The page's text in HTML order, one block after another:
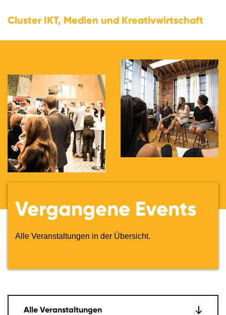
Cluster IKT, Medien und Kreativwirtschaft
Vergangene Events
Alle Veranstaltungen in der Übersicht.
Alle Veranstaltungen